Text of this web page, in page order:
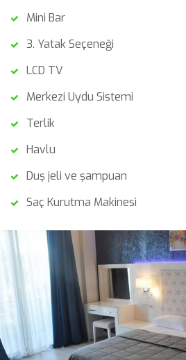
Mini Bar
3. Yatak Seçeneği
LCD TV
Merkezi Uydu Sistemi
Terlik
Havlu
Duş jeli ve şampuan
Saç Kurutma Makinesi